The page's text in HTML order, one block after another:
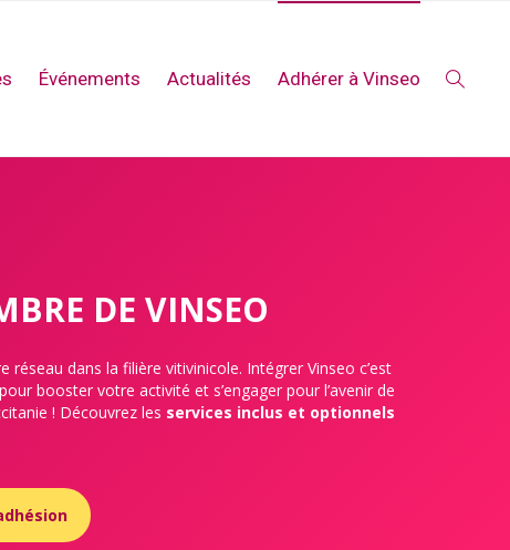
Événements Actualités Adhérer à Vinseo
DE VINSEO
réseau dans la filière vitivinicole. Intégrer Vinseo c’est
booster votre activité et s’engager pour l’avenir de
! Découvrez les services inclus et optionnels